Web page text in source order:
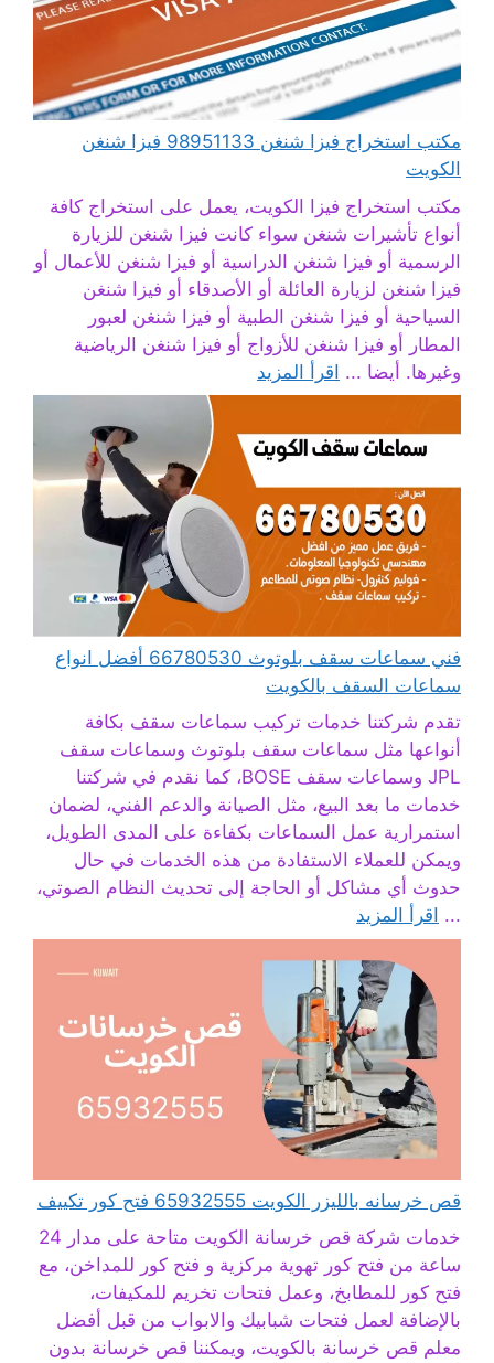
مكتب استخراج فيزا شنغن 98951133 فيزا شنغن
الكويت
مكتب استخراج فيزا الكويت، يعمل على استخراج كافة
أنواع تأشيرات شنغن سواء كانت فيزا شنغن للزيارة
الرسمية أو فيزا شنغن الدراسية أو فيزا شنغن للأعمال أو
فيزا شنغن لزيارة العائلة أو الأصدقاء أو فيزا شنغن
السياحية أو فيزا شنغن الطبية أو فيزا شنغن لعبور
المطار أو فيزا شنغن للأزواج أو فيزا شنغن الرياضية
وغيرها. أيضا ... اقرأ المزيد
فني سماعات سقف بلوتوث 66780530 أفضل انواع
سماعات السقف بالكويت
تقدم شركتنا خدمات تركيب سماعات سقف بكافة
أنواعها مثل سماعات سقف بلوتوث وسماعات سقف
JPL وسماعات سقف BOSE، كما نقدم في شركتنا
خدمات ما بعد البيع، مثل الصيانة والدعم الفني، لضمان
استمرارية عمل السماعات بكفاءة على المدى الطويل،
ويمكن للعملاء الاستفادة من هذه الخدمات في حال
حدوث أي مشاكل أو الحاجة إلى تحديث النظام الصوتي،
... اقرأ المزيد
قص خرسانه بالليزر الكويت 65932555 فتح كور تكييف
خدمات شركة قص خرسانة الكويت متاحة على مدار 24
ساعة من فتح كور تهوية مركزية و فتح كور للمداخن، مع
فتح كور للمطابخ، وعمل فتحات تخريم للمكيفات،
بالإضافة لعمل فتحات شبابيك والابواب من قبل أفضل
معلم قص خرسانة بالكويت، ويمكننا قص خرسانة بدون